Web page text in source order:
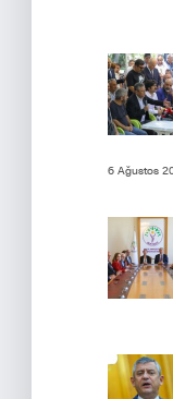
6 Ağustos